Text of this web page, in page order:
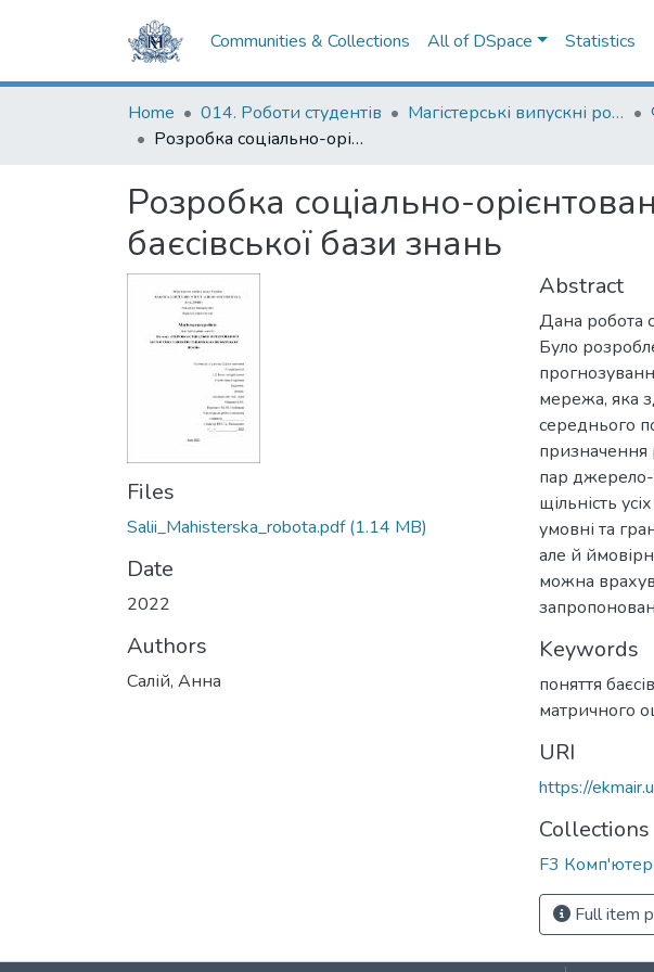
Communities & Collections All of DSpace Statistics
Home 014. Роботи студентів Магістерські випускні роботи
Розробка соціально-орієнтованого застосунку з використанням баєсівської бази знань
Розробка соціально-
баєсівської бази знань
Files
Salii_Mahisterska_robota.pdf(1.14 MB)
Date
2022
Authors
Салій, Анна
Abstract
Дана робота
Було
мережа, яка
середнього
призначення
пар джерело-
щільність
умовні та
але й
можна
Keywords
поняття
матричного
URI
https://
Collections
F3
Full item